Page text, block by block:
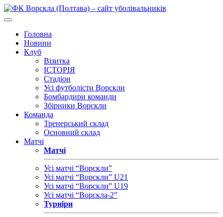
Головна
Новини
Клуб
Візитка
ІСТОРІЯ
Стадіон
Усі футболісти Ворскли
Бомбардири команди
Збірники Ворскли
Команда
Тренерський склад
Основний склад
Матчі
Матчі
Усі матчі “Ворскли”
Усі матчі “Ворскли” U21
Усі матчі “Ворскли” U19
Усі матчі “Ворскла-2”
Турніри